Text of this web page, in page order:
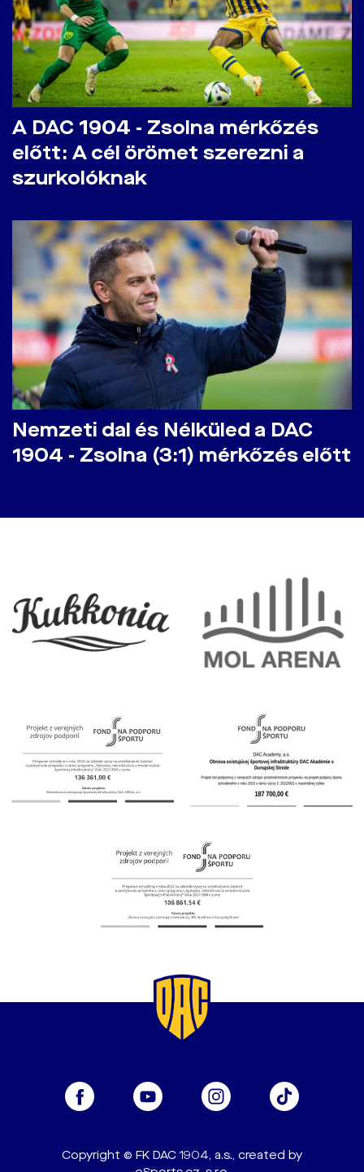
A DAC 1904 - Zsolna mérkőzés
előtt: A cél örömet szerezni a
szurkolóknak
Nemzeti dal és Nélküled a DAC
1904 - Zsolna (3:1) mérkőzés előtt
Copyright © FK DAC 1904, a.s., created by